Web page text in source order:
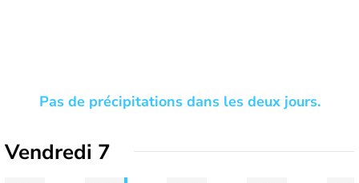
Pas de précipitations dans les deux jours.
Vendredi 7